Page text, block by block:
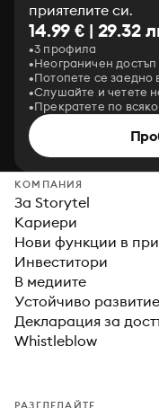
приятелите си.
14.99 € | 29.32
3 профила
Неограничен достъп
Потопете се заедно
Слушайте и четете
Прекратете по
КОМПАНИЯ
За Storytel
Кариери
Нови функции в
Инвеститори
В медиите
Устойчиво развитие
Декларация за
Whistleblow
РАЗГЛЕДАЙТЕ